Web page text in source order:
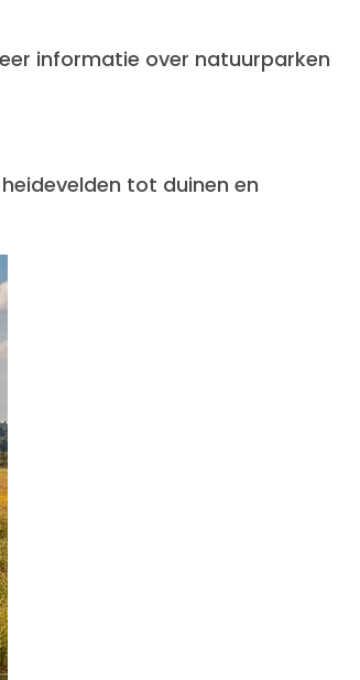
informatie over natuurparken
tot duinen en